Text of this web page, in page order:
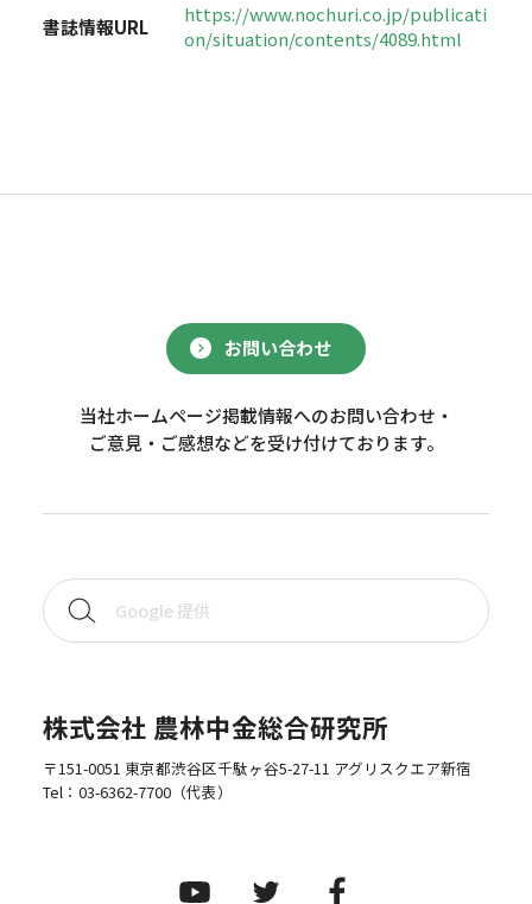
書誌情報URL
https://www.nochuri.co.jp/publicati
on/situation/contents/4089.html
お問い合わせ
当社ホームページ掲載情報へのお問い合わせ・
ご意見・ご感想などを受け付けております。
株式会社 農林中金総合研究所
〒151-0051 東京都渋谷区千駄ヶ谷5-27-11 アグリスクエア新宿
Tel： 03-6362-7700（代表）